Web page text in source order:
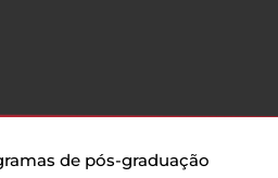
de pós-graduação